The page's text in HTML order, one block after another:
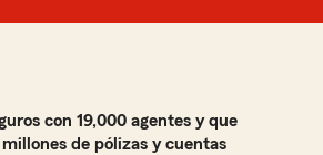
con 19,000 agentes y que
de pólizas y cuentas